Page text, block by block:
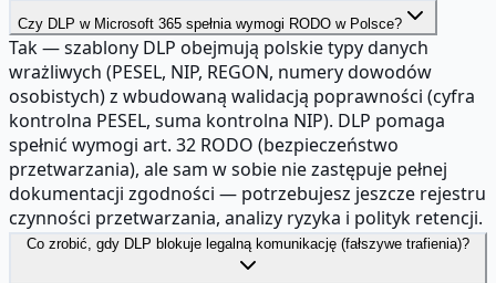
Czy DLP w Microsoft 365 spełnia wymogi RODO w Polsce?
Tak — szablony DLP obejmują polskie typy danych
wrażliwych (PESEL, NIP, REGON, numery dowodów
osobistych) z wbudowaną walidacją poprawności (cyfra
kontrolna PESEL, suma kontrolna NIP). DLP pomaga
spełnić wymogi art. 32 RODO (bezpieczeństwo
przetwarzania), ale sam w sobie nie zastępuje pełnej
dokumentacji zgodności — potrzebujesz jeszcze rejestru
czynności przetwarzania, analizy ryzyka i polityk retencji.
Co zrobić, gdy DLP blokuje legalną komunikację (fałszywe trafienia)?